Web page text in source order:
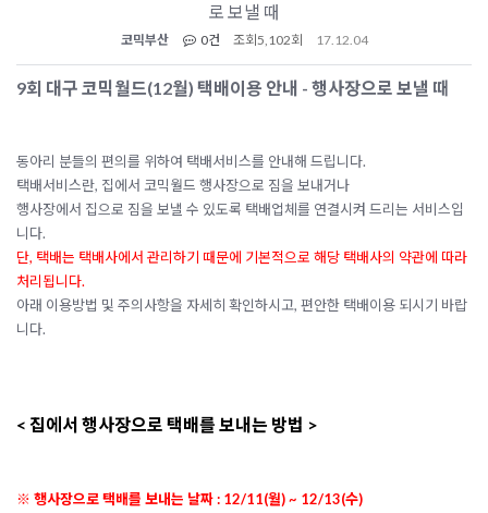
로 보낼 때
코믹부산 0건 조회 5,102회 17.12.04
9회 대구 코믹월드(12월) 택배이용 안내 - 행사장으로 보낼 때
동아리 분들의 편의를 위하여 택배서비스를 안내해 드립니다.
택배서비스란, 집에서 코믹월드 행사장으로 짐을 보내거나
행사장에서 집으로 짐을 보낼 수 있도록 택배업체를 연결시켜 드리는 서비스입
니다.
단, 택배는 택배사에서 관리하기 때문에 기본적으로 해당 택배사의 약관에 따라
처리됩니다.
아래 이용방법 및 주의사항을 자세히 확인하시고, 편안한 택배이용 되시기 바랍
니다.
< 집에서 행사장으로 택배를 보내는 방법 >
※ 행사장으로 택배를 보내는 날짜 : 12/11(월) ~ 12/13(수)